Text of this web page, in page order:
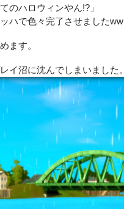
のハロウィンやん!?」
ハで色々完了させましたww
ます。
イ沼に沈んでしまいました。